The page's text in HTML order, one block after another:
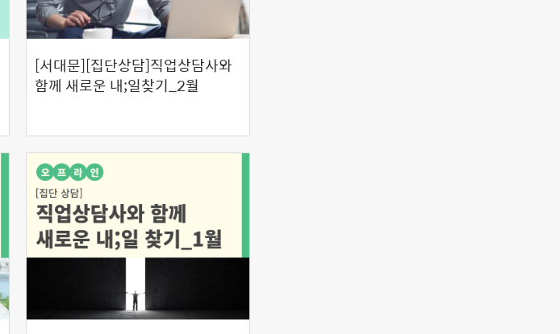
[서대문][집단상담]직업상담사와
함께 새로운 내;일찾기_2월